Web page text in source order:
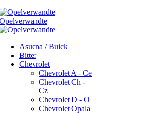
Asuena / Buick
Bitter
Chevrolet
Chevrolet A - Ce
Chevrolet Ch -
Cz
Chevrolet D - O
Chevrolet Opala